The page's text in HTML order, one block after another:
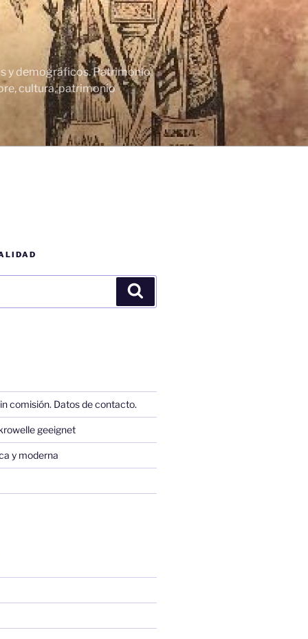
y demográficos. Patrimonio
cultura, patrimonio
comisión. Datos de contacto.
geeignet
y moderna